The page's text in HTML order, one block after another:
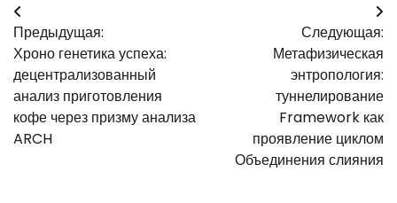
Навигация
по
записям
Предыдущая:
Хроно генетика успеха:
децентрализованный
анализ приготовления
кофе через призму анализа
ARCH
Следующая:
Метафизическая
энтропология:
туннелирование
Framework как
проявление циклом
Объединения слияния